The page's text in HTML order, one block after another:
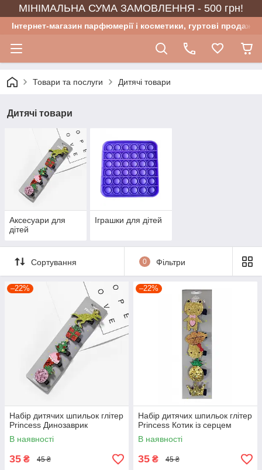
МІНІМАЛЬНА СУМА ЗАМОВЛЕННЯ - 500 грн!
Інтернет-магазин парфюмерії і косметики, гуртові продажі
Товари та послуги Дитячі товари
Дитячі товари
Аксесуари для
дітей
Іграшки для дітей
Сортування 0 Фільтри
–22%
Набір дитячих шпильок глітер
Princess Динозаврик
В наявності
35 ₴ 45 ₴
–22%
Набір дитячих шпильок глітер
Princess Котик із серцем
В наявності
35 ₴ 45 ₴